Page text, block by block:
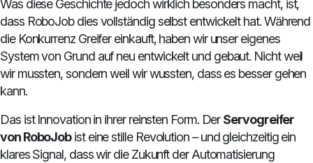
Was diese Geschichte jedoch wirklich besonders macht, ist,
dass RoboJob dies vollständig selbst entwickelt hat. Während
die Konkurrenz Greifer einkauft, haben wir unser eigenes
System von Grund auf neu entwickelt und gebaut. Nicht weil
wir mussten, sondern weil wir wussten, dass es besser gehen
kann.
Das ist Innovation in ihrer reinsten Form. DerServogreifer
von RoboJobist eine stille Revolution – und gleichzeitig ein
klares Signal, dass wir die Zukunft der Automatisierung